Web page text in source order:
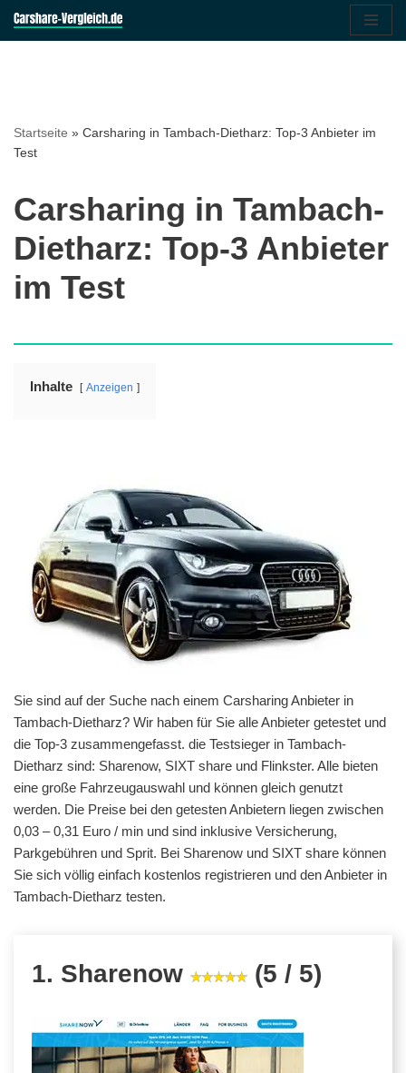
Startseite » Carsharing in Tambach-Dietharz: Top-3 Anbieter im
Test
Carsharing in Tambach-
Dietharz: Top-3 Anbieter
im Test
Inhalte Anzeigen
Sie sind auf der Suche nach einem Carsharing Anbieter in
Tambach-Dietharz? Wir haben für Sie alle Anbieter getestet und
die Top-3 zusammengefasst. die Testsieger in Tambach-
Dietharz sind: Sharenow, SIXT share und Flinkster. Alle bieten
eine große Fahrzeugauswahl und können gleich genutzt
werden. Die Preise bei den getesten Anbietern liegen zwischen
0,03 – 0,31 Euro / min und sind inklusive Versicherung,
Parkgebühren und Sprit. Bei Sharenow und SIXT share können
Sie sich völlig einfach kostenlos registrieren und den Anbieter in
Tambach-Dietharz testen.
1. Sharenow (5 / 5)